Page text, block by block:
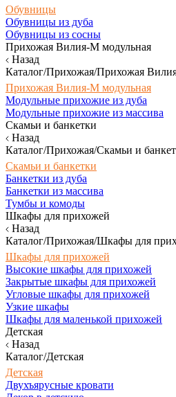
Обувницы
Обувницы из дуба
Обувницы из сосны
Прихожая Вилия-М модульная
Назад
Каталог/Прихожая/Прихожая
Прихожая Вилия-М модульная
Модульные прихожие из дуба
Модульные прихожие из массива
Скамьи и банкетки
Назад
Каталог/Прихожая/Скамьи и
Скамьи и банкетки
Банкетки из дуба
Банкетки из массива
Тумбы и комоды
Шкафы для прихожей
Назад
Каталог/Прихожая/Шкафы для
Шкафы для прихожей
Высокие шкафы для прихожей
Закрытые шкафы для прихожей
Угловые шкафы для прихожей
Узкие шкафы
Шкафы для маленькой прихожей
Детская
Назад
Каталог/Детская
Детская
Двухъярусные кровати